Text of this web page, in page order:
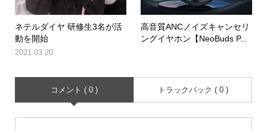
ネテルダイヤ 研修生3名が活
動を開始
2021.03.20
高音質ANCノイズキャンセリ
ングイヤホン【NeoBuds P...
コメント ( 0 ) トラックバック ( 0 )